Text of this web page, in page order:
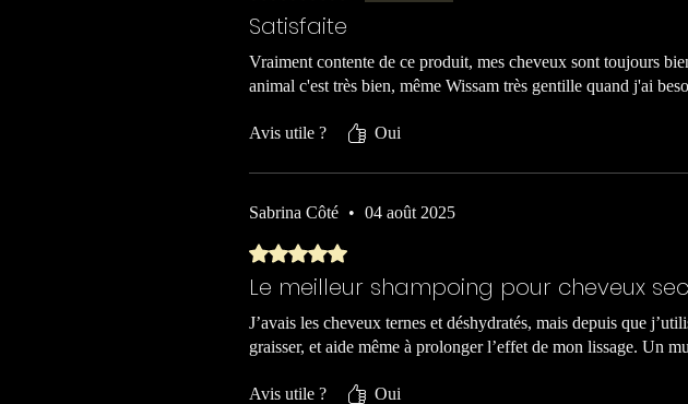
Satisfaite
Vraiment contente de ce produit, mes cheveux sont toujours
animal c'est très bien, même Wissam très gentille quand j'ai
Avis utile ? Oui
Sabrina Côté • 04 août 2025
Noté 5 sur 5.
Le meilleur shampoing pour cheveux
J’avais les cheveux ternes et déshydratés, mais depuis que
graisser, et aide même à prolonger l’effet de mon lissage. Un
Avis utile ? Oui